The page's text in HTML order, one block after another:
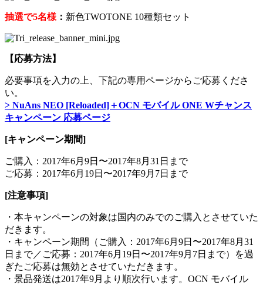
抽選で5名様 ： 新色TWOTONE 10種類セット
【応募方法】
必要事項を入力の上、下記の専用ページからご応募くださ
い。
> NuAns NEO [Reloaded]＋OCN モバイル ONE Wチャンス
キャンペーン 応募ページ
[キャンペーン期間]
ご購入：2017年6月9日〜2017年8月31日まで
ご応募：2017年6月19日〜2017年9月7日まで
[注意事項]
・本キャンペーンの対象は国内のみでのご購入とさせていた
だきます。
・キャンペーン期間（ご購入：2017年6月9日〜2017年8月31
日まで／ご応募：2017年6月19日〜2017年9月7日まで）を過
ぎたご応募は無効とさせていただきます。
・景品発送は2017年9月より順次行います。OCN モバイル